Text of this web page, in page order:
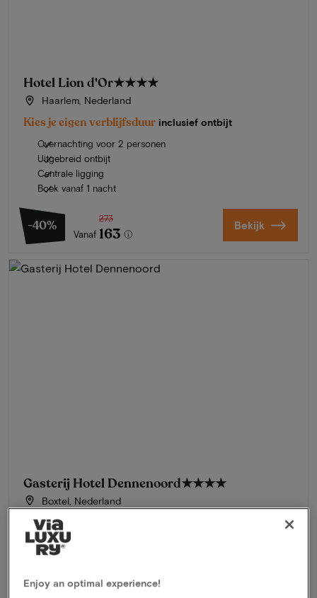
Hotel Lion d'Or★★★★
Haarlem, Nederland
Kies je eigen verblijfsduur inclusief ontbijt
Overnachting voor 2 personen
Uitgebreid ontbijt
Centrale ligging
Boek vanaf 1 nacht
-40%
Vanaf
273
163 Bekijk
Gasterij Hotel Dennenoord★★★★
Boxtel, Nederland
Kies je eigen verblijfsduur
Overnachting voor 2 personen
Uitgebreid ontbijt
Boek vanaf 1 nacht
Enjoy an optimal experience!